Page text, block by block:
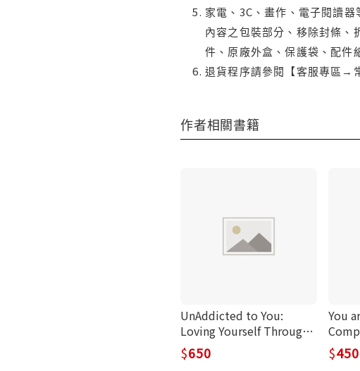
家電、3C、畫作、電子閱讀
內容之包裝部分、移除封條
件、原廠外盒、保護袋、配件
退貨程序請參閱【客服專區→
作者相關書籍
UnAddicted to You:
Loving Yourself Through
the Darkness
650
You
Sign
450